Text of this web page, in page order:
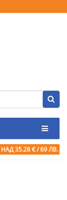
НАД 35.28 € / 69 ЛВ.